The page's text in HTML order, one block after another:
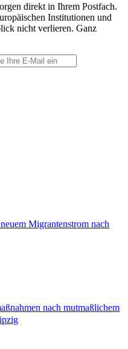
direkt in Ihrem Postfach.
Institutionen und
nicht verlieren. Ganz
Migrantenstrom nach
nach mutmaßlichem